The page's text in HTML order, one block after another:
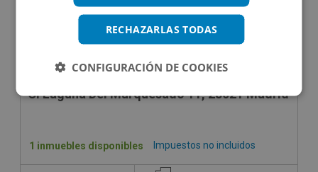
Cl Laguna Del Marquesado 11, 28021 Madrid -
Impuestos no incluidos
1 inmuebles disponibles
RECHAZARLAS TODAS
CONFIGURACIÓN DE COOKIES